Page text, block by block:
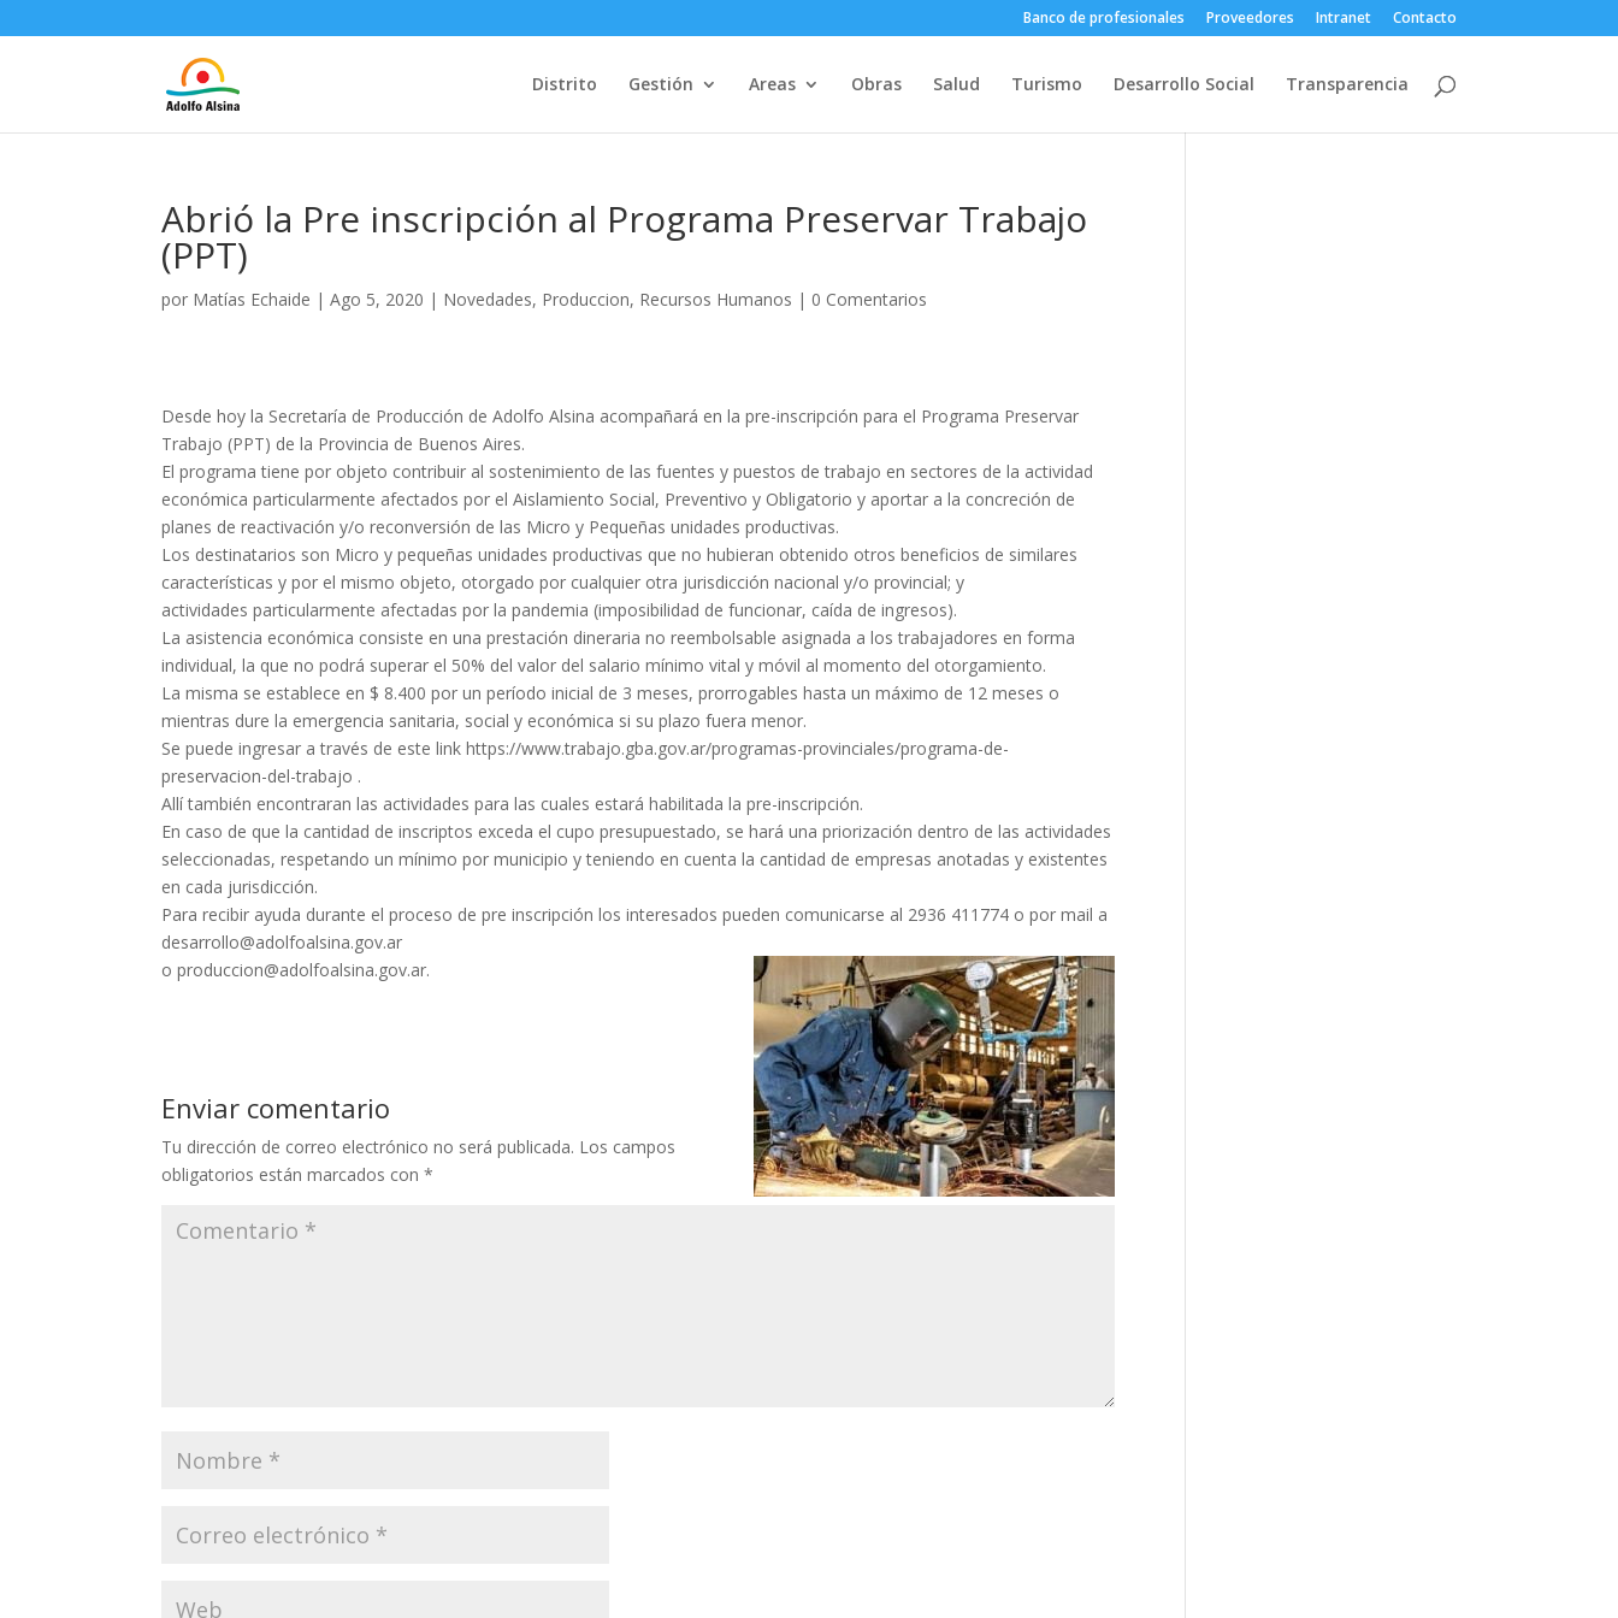
Banco de profesionales Proveedores Intranet Contacto
Distrito Gestión Areas Obras Salud Turismo Desarrollo Social Transparencia
Abrió la Pre inscripción al Programa Preservar Trabajo
(PPT)
por Matías Echaide |Ago 5, 2020 | Novedades, Produccion, Recursos Humanos | 0 Comentarios
Desde hoy la Secretaría de Producción de Adolfo Alsina acompañará en la pre-inscripción para el Programa Preservar
Trabajo (PPT) de la Provincia de Buenos Aires.
El programa tiene por objeto contribuir al sostenimiento de las fuentes y puestos de trabajo en sectores de la actividad
económica particularmente afectados por el Aislamiento Social, Preventivo y Obligatorio y aportar a la concreción de
planes de reactivación y/o reconversión de las Micro y Pequeñas unidades productivas.
Los destinatarios son Micro y pequeñas unidades productivas que no hubieran obtenido otros beneficios de similares
características y por el mismo objeto, otorgado por cualquier otra jurisdicción nacional y/o provincial; y
actividades particularmente afectadas por la pandemia (imposibilidad de funcionar, caída de ingresos).
La asistencia económica consiste en una prestación dineraria no reembolsable asignada a los trabajadores en forma
individual, la que no podrá superar el 50% del valor del salario mínimo vital y móvil al momento del otorgamiento.
La misma se establece en $ 8.400 por un período inicial de 3 meses, prorrogables hasta un máximo de 12 meses o
mientras dure la emergencia sanitaria, social y económica si su plazo fuera menor.
Se puede ingresar a través de este link https://www.trabajo.gba.gov.ar/programas-provinciales/programa-de-
preservacion-del-trabajo .
Allí también encontraran las actividades para las cuales estará habilitada la pre-inscripción.
En caso de que la cantidad de inscriptos exceda el cupo presupuestado, se hará una priorización dentro de las actividades
seleccionadas, respetando un mínimo por municipio y teniendo en cuenta la cantidad de empresas anotadas y existentes
en cada jurisdicción.
Para recibir ayuda durante el proceso de pre inscripción los interesados pueden comunicarse al 2936 411774 o por mail a
desarrollo@adolfoalsina.gov.ar
o produccion@adolfoalsina.gov.ar.
Enviar comentario
Tu dirección de correo electrónico no será publicada. Los campos
obligatorios están marcados con*